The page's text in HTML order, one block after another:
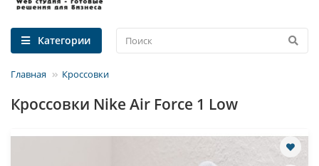
Категории
Главная Кроссовки
Кроссовки Nike Air Force 1 Low